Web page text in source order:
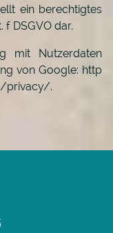
ein berechtigtes
f DSGVO dar.
mit Nutzerdaten
von Google: http
privacy/.